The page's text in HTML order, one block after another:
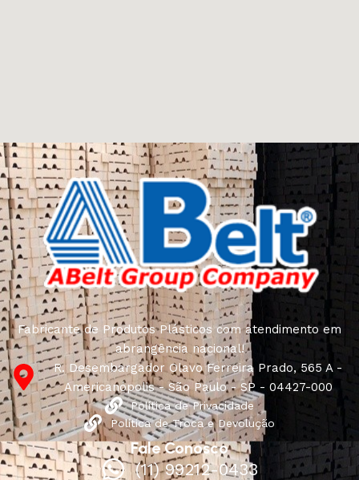
Fabricante de Produtos Plásticos com atendimento em
abrangência nacional!
R. Desembargador Olavo Ferreira Prado, 565 A -
Americanópolis - São Paulo - SP - 04427-000
Política de Privacidade
Política de Troca e Devolução
Fale Conosco
(11) 99212-0433